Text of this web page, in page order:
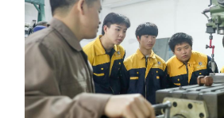
文化 书画 健
访谈 视频 图
法律 中央文件 金
食品 人居 信